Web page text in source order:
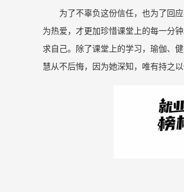
为了不辜负这份信任，也为了回
为热爱，才更加珍惜课堂上的每一分
求自己。除了课堂上的学习，瑜伽、
慧从不后悔，因为她深知，唯有持之